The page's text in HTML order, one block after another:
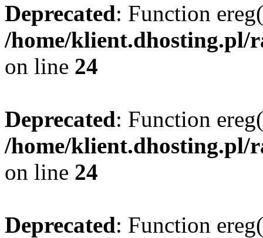
Deprecated: Function
/home/klient.dhosting.pl/
on line 24
Deprecated: Function
/home/klient.dhosting.pl/
on line 24
Deprecated: Function